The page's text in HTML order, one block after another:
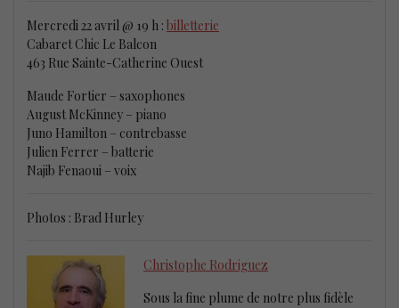
Mercredi 22 avril @ 19 h : billetterie
Cabaret Chic Le Balcon
463 Rue Sainte-Catherine Ouest
Maude Fortier – saxophones
August McKinney – piano
Juno Hamilton – contrebasse
Julien Ferrer – batterie
Najib Fenaoui – voix
Photos : Brad Hurley
Christophe Rodriguez
Sous la fine plume de notre plus fidèle